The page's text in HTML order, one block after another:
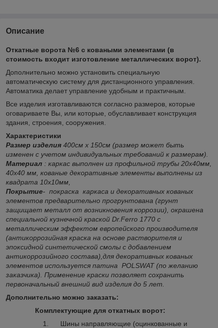
Описание
Откатные ворота №6 с коваными элементами (в
стоимость входит изготовление металлических ворот).
Дополнительно можно установить специальную
автоматическую систему для дистанционного управления.
Автоматика делает управление удобным и практичным.
Все изделия изготавливаются согласно размеров, которые
оговариваете Вы, или которые, обуславливает конструкция
здания, строения, сооружения.
Характеристики
Размер изделия 400см х 150см (размер может быть
изменен с учетом индивидуальных требований к размерам).
Материал : каркас выполнен из профильной трубы 20х40мм,
40х40 мм, кованые декоративные элементы выполнены из
квадрата 10х10мм,
Покрытие- покраска каркаса и декоративных кованых
элементов предварительно прогрунтована (грунт
защищает металл от возникновения коррозии), окрашена
специальной кузнечной краской Dr.Ferro 1770 с
металлическим эффектом европейского производителя
(антикоррозийная краска на основе растворителя и
эпоксидной синтетической смолы с добавлением
антикоррозийного состава),для декоративных кованых
элементов используется патина POLSWAT (по желанию
заказчика). Применение краски позволяет сохранить
первоначальный внешний вид изделия до 5 лет.
Дополнительно можно заказать:
Комплектующие для откатных ворот:
1. Шины направляющие (оцинкованные и